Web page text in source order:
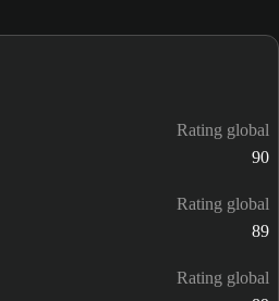
Rating global
90
Rating global
89
Rating global